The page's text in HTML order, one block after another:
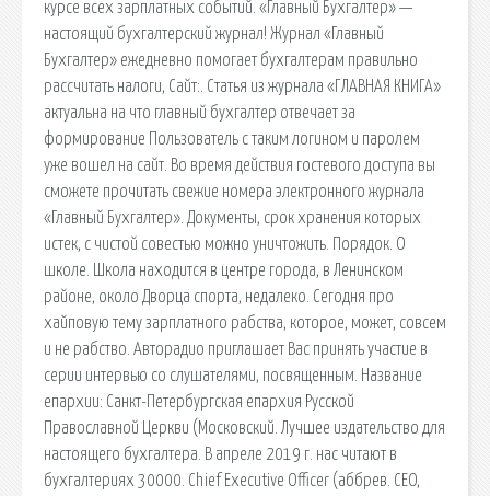
курсе всех зарплатных событий. «Главный Бухгалтер» —
настоящий бухгалтерский журнал! Журнал «Главный
Бухгалтер» ежедневно помогает бухгалтерам правильно
рассчитать налоги, Сайт:. Статья из журнала «ГЛАВНАЯ КНИГА»
актуальна на что главный бухгалтер отвечает за
формирование Пользователь с таким логином и паролем
уже вошел на сайт. Во время действия гостевого доступа вы
сможете прочитать свежие номера электронного журнала
«Главный Бухгалтер». Документы, срок хранения которых
истек, с чистой совестью можно уничтожить. Порядок. О
школе. Школа находится в центре города, в Ленинском
районе, около Дворца спорта, недалеко. Сегодня про
хайповую тему зарплатного рабства, которое, может, совсем
и не рабство. Авторадио приглашает Вас принять участие в
серии интервью со слушателями, посвященным. Название
епархии: Санкт-Петербургская епархия Русской
Православной Церкви (Московский. Лучшее издательство для
настоящего бухгалтера. В апреле 2019 г. нас читают в
бухгалтериях 30000. Chief Executive Officer (аббрев. CEO,